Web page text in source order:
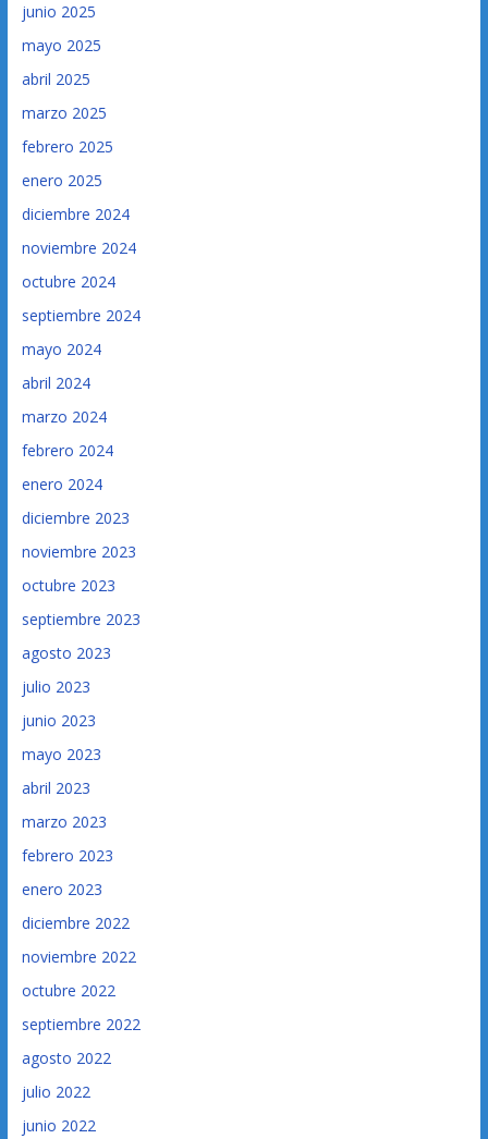
junio 2025
mayo 2025
abril 2025
marzo 2025
febrero 2025
enero 2025
diciembre 2024
noviembre 2024
octubre 2024
septiembre 2024
mayo 2024
abril 2024
marzo 2024
febrero 2024
enero 2024
diciembre 2023
noviembre 2023
octubre 2023
septiembre 2023
agosto 2023
julio 2023
junio 2023
mayo 2023
abril 2023
marzo 2023
febrero 2023
enero 2023
diciembre 2022
noviembre 2022
octubre 2022
septiembre 2022
agosto 2022
julio 2022
junio 2022